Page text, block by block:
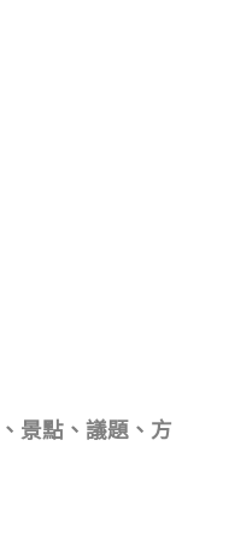
景點、議題、方